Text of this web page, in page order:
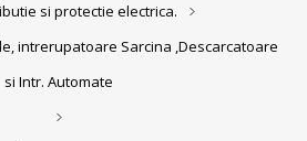
si protectie electrica.
intrerupatoare Sarcina ,Descarcatoare
si Intr. Automate